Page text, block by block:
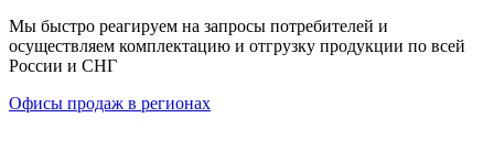
Мы быстро реагируем на запросы потребителей и
осуществляем комплектацию и отгрузку продукции по всей
России и СНГ
Офисы продаж в регионах